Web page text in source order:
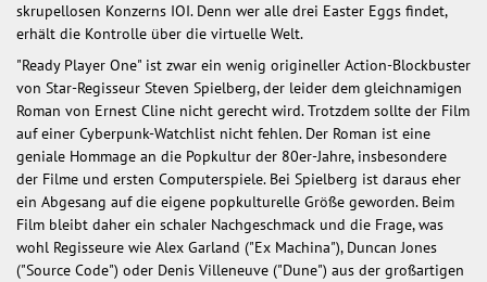
skrupellosen Konzerns IOI. Denn wer alle drei Easter Eggs findet,
erhält die Kontrolle über die virtuelle Welt.
"Ready Player One" ist zwar ein wenig origineller Action-Blockbuster
von Star-Regisseur Steven Spielberg, der leider dem gleichnamigen
Roman von Ernest Cline nicht gerecht wird. Trotzdem sollte der Film
auf einer Cyberpunk-Watchlist nicht fehlen. Der Roman ist eine
geniale Hommage an die Popkultur der 80er-Jahre, insbesondere
der Filme und ersten Computerspiele. Bei Spielberg ist daraus eher
ein Abgesang auf die eigene popkulturelle Größe geworden. Beim
Film bleibt daher ein schaler Nachgeschmack und die Frage, was
wohl Regisseure wie Alex Garland ("Ex Machina"), Duncan Jones
("Source Code") oder Denis Villeneuve ("Dune") aus der großartigen